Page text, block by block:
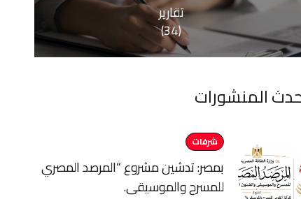
تقارير
(34)
شرفات
بمصر: تدشين مشروع “المرصد المصري
للمسرح والموسيقى.